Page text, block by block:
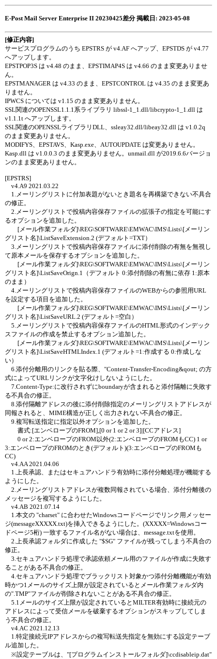
E-Post Mail Server Enterprise II 20230425差分 掲載日: 2023-05-08
[修正内容]
サービスプログラムのうち EPSTRS が v4.AF へアップ、EPSTDS が v4.77
へアップします。
EPSTPOP3S は v4.48 のまま、EPSTIMAP4S は v4.66 のまま変更ありませ
ん。
EPSTMANAGER は v4.33 のまま、EPSTCONTROL は v4.35 のまま変更あ
りません。
IPWCS については v1.15 のまま変更ありません。
SSL関連のOPENSSL1.1.1系ライブラリ libssl-1_1.dll/libcrypto-1_1.dll は
v1.1.1t へアップします。
SSL関連のOPENSSLライブラリDLL、ssleay32.dll/libeay32.dll は v1.0.2q
のまま変更ありません。
MODIFYS、EPSTAVS、Kasp.exe、AUTOUPDATE は変更ありません。
Kasp.dll は v1.0.0.3 のまま変更ありません。unmail.dll が2019.6.6バージョ
ンのまま変更ありません。
[EPSTRS]
v4.A9 2021.03.22
1.メーリングリストに付加表題がないとき題名を再構築できない不具合
の修正。
2.メーリングリストで投稿内容保存ファイルの拡張子の指定を可能にす
るオプションを追加した。
[メール作業フォルダ]\REG\SOFTWARE\EMWAC\IMS\Lists\[メーリン
グリスト名]\ListSaveExtension.2 (デフォルト=TXT）
3.メーリングリストで投稿内容保存ファイルに添付削除の有無を無視し
て原本メールを保存するオプションを追加した。
[メール作業フォルダ]\REG\SOFTWARE\EMWAC\IMS\Lists\[メーリン
グリスト名]\ListSaveOrign.1（デフォルト 0:添付削除の有無に依存 1:原本
のまま）
4.メーリングリストで投稿内容保存ファイルのWEBからの参照用URL
を設定する項目を追加した。
[メール作業フォルダ]\REG\SOFTWARE\EMWAC\IMS\Lists\[メーリン
グリスト名]\ListSaveURL.2 (デフォルト=空白）
5.メーリングリストで投稿内容保存ファイルのHTML形式のインデック
スファイルの作成を禁止するオプション追加した。
[メール作業フォルダ]\REG\SOFTWARE\EMWAC\IMS\Lists\[メーリン
グリスト名]\ListSaveHTMLIndex.1 (デフォルト=1:作成する 0:作成しな
い）
6.添付分離用のリンクを貼る際、"Content-Transfer-Encoding&qout; の方
式によってURLリンクが文字化けしないようにした。
7.Content-Type:に改行されずにboundaryが含まれると添付隔離に失敗す
る不具合の修正。
8.添付隔離アドレスの後に添付削除指定のメーリングリストアドレスが
同報されると、MIME構造が正しく出力されない不具合の修正。
9.複写転送指定に指定以外オプションを追加した。
書式:[エンベロープのFROM],[0 or 1 or 2 or 3]|[CCアドレス]
0 or 2:エンベロープのFROM以外(2:エンベロープのFROMもCC) 1 or
3:エンベロープのFROMのとき(デフォルト)(3:エンベロープのFROMも
CC)
v4.AA 2021.04.06
1.上長承認、またはセキュアハンドラ有効時に添付分離処理が機能する
ようにした。
2.メーリングリストアドレスが複数同報されている場合、添付分離後の
メッセージを複写するようにした。
v4.AB 2021.07.14
1.本文の "charset" に合わせたWindowsコードページでリンク用メッセー
ジ(messageXXXXX.txt)を挿入できるようにした。(XXXXX=Windowsコー
ドページ5桁) 一致するファイル名がない場合は、message.txtを使用。
2.上長承認フォルダに作成した "$SG" ファイルが残ってしまう不具合の
修正。
3.セキュアハンドラ処理で承認依頼メール用のファイルが作成に失敗す
ることがある不具合の修正。
4.セキュアハンドラ処理でブラックリスト対象かつ添付分離機能が有効
時かつ1メールのサイズ上限が設定されているとメール作業フォルダ内
の".TMP"ファイルが削除されないことがある不具合の修正。
5.1メールのサイズ上限が設定されているとMILTER有効時に接続元の
アドレスによって受信メールを破棄するオプションがスキップしてしま
う不具合の修正。
v4.AC 2021.12.13
1.特定接続元IPアドレスからの複写転送先指定を無効にする設定テーブ
ル追加した。
※設定テーブルは、"[プログラムインストールフォルダ]\ccdisableip.dat"